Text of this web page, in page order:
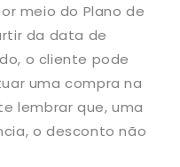
meio do Plano de
da data de
o cliente pode
uma compra na
lembrar que, uma
o desconto não